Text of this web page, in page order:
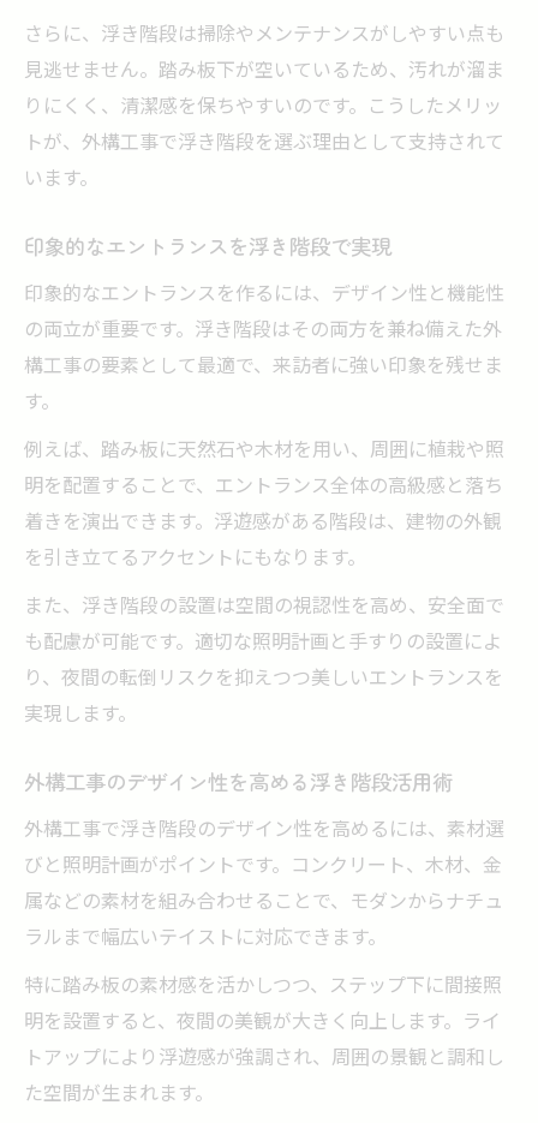
外構工事で費用を抑える浮き階段の選び方
浮き階段の費用相場と外構工事の節約ポイ
ント
浮き階段費用と外構工事のコストバランス
外構工事で無駄なく浮き階段を導入するコ
ツ
外構工事で映える浮き階段の照明活用術
浮き階段を美しく見せる外構工事のライト
選び
外構工事の夜間も安心な浮き階段照明方法
浮き階段の光演出で外構工事が変わる理由
外構工事で浮き階段を際立たせる照明アイ
デア
浮き階段ならではの施工方法とポイント解説
め
浮き階段施工で外構工事を成功させるコツ
外構工事のプロが教える浮き階段の作り方
浮き階段施工で大切な外構工事の注意点
外構工事に役立つ浮き階段の図面作成ポイ
ント
DIYで挑戦する浮き階段作りのコツと注意点
外構工事で浮き階段をDIYする手順とポイン
ト
さらに、浮き階段は掃除やメンテナンスがしやすい点も
見逃せません。踏み板下が空いているため、汚れが溜ま
りにくく、清潔感を保ちやすいのです。こうしたメリッ
トが、外構工事で浮き階段を選ぶ理由として支持されて
います。
印象的なエントランスを浮き階段で実現
印象的なエントランスを作るには、デザイン性と機能性
の両立が重要です。浮き階段はその両方を兼ね備えた外
構工事の要素として最適で、来訪者に強い印象を残せま
す。
例えば、踏み板に天然石や木材を用い、周囲に植栽や照
明を配置することで、エントランス全体の高級感と落ち
着きを演出できます。浮遊感がある階段は、建物の外観
を引き立てるアクセントにもなります。
また、浮き階段の設置は空間の視認性を高め、安全面で
も配慮が可能です。適切な照明計画と手すりの設置によ
り、夜間の転倒リスクを抑えつつ美しいエントランスを
実現します。
外構工事のデザイン性を高める浮き階段活用術
外構工事で浮き階段のデザイン性を高めるには、素材選
びと照明計画がポイントです。コンクリート、木材、金
属などの素材を組み合わせることで、モダンからナチュ
ラルまで幅広いテイストに対応できます。
特に踏み板の素材感を活かしつつ、ステップ下に間接照
明を設置すると、夜間の美観が大きく向上します。ライ
トアップにより浮遊感が強調され、周囲の景観と調和し
た空間が生まれます。